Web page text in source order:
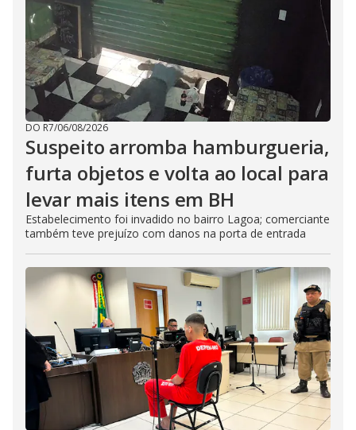
DO R7/06/08/2026
Suspeito arromba hamburgueria,
furta objetos e volta ao local para
levar mais itens em BH
Estabelecimento foi invadido no bairro Lagoa; comerciante
também teve prejuízo com danos na porta de entrada